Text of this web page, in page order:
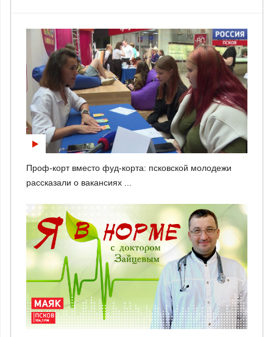
Проф-корт вместо фуд-корта: псковской молодежи
рассказали о вакансиях ...